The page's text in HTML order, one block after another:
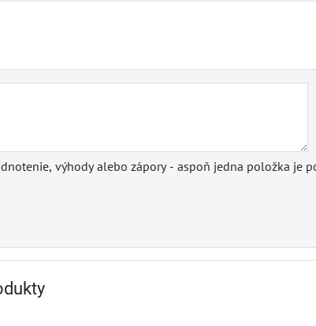
výhody alebo zápory - aspoň jedna položka je